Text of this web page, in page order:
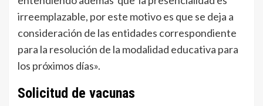
irreemplazable, por este motivo es que se deja a
consideración de las entidades correspondiente
para la resolución de la modalidad educativa para
los próximos días».
Solicitud de vacunas